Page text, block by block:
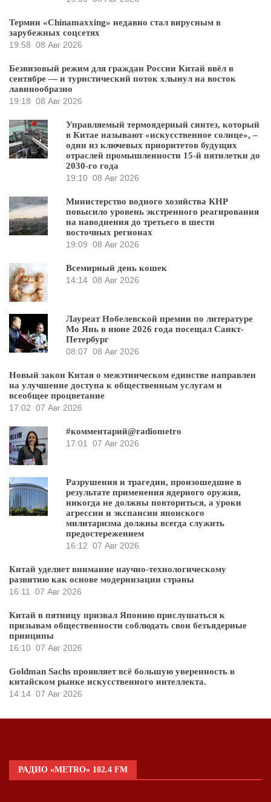
Термин «Chinamaxxing» недавно стал вирусным в
зарубежных соцсетях
19:58 08 Авг 2026
Безвизовый режим для граждан России Китай ввёл в
сентябре — и туристический поток хлынул на восток
лавинообразно
19:18 08 Авг 2026
Управляемый термоядерный синтез, который
в Китае называют «искусственное солнце», –
один из ключевых приоритетов будущих
отраслей промышленности 15-й пятилетки до
2030-го года
19:10 08 Авг 2026
Министерство водного хозяйства КНР
повысило уровень экстренного реагирования
на наводнения до третьего в шести
восточных регионах
19:09 08 Авг 2026
Всемирный день кошек
14:14 08 Авг 2026
Лауреат Нобелевской премии по литературе
Мо Янь в июне 2026 года посещал Санкт-
Петербург
08:07 08 Авг 2026
Новый закон Китая о межэтническом единстве направлен
на улучшение доступа к общественным услугам и
всеобщее процветание
17:02 07 Авг 2026
#комментарий@radiometro
17:01
07 Авг 2026
Разрушения и трагедии, произошедшие в
результате применения ядерного оружия,
никогда не должны повториться, а уроки
агрессии и экспансии японского
милитаризма должны всегда служить
предостережением
16:12 07 Авг 2026
Китай уделяет внимание научно-технологическому
развитию как основе модернизации страны
16:11
07 Авг 2026
Китай в пятницу призвал Японию прислушаться к
призывам общественности соблюдать свои безъядерные
принципы
16:10 07 Авг 2026
Goldman Sachs проявляет всё большую уверенность в
китайском рынке искусственного интеллекта.
14:14 07 Авг 2026
РАДИО «METRO» 102.4 FM